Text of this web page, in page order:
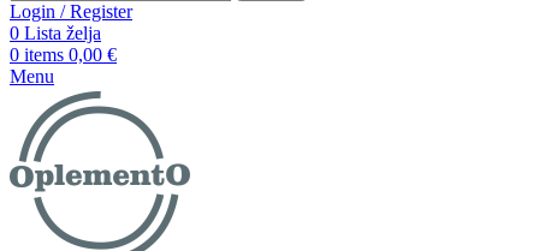
Login / Register
0 Lista želja
0 items 0,00 €
Menu